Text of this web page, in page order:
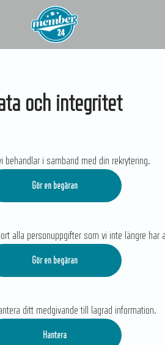
och integritet
behandlar i samband med din rekrytering.
Gör en begäran
alla personuppgifter som vi inte längre har
Gör en begäran
ditt medgivande till lagrad information.
Hantera